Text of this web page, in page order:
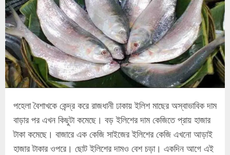
পহেলা বৈশাখকে কেন্দ্র করে রাজধানী ঢাকায় ইলিশ মাছের অস্বাভাবিক দাম
বাড়ার পর এখন কিছুটা কমেছে। বড় ইলিশের দাম কেজিতে প্রায় হাজার
টাকা কমেছে। বাজারে এক কেজি সাইজের ইলিশের কেজি এখনো আড়াই
হাজার টাকার ওপরে। ছোট ইলিশের দামও বেশ চড়া। একদিন আগে এই